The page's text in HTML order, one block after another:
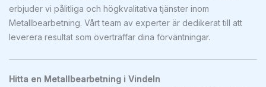
erbjuder vi pålitliga och högkvalitativa tjänster inom
Metallbearbetning. Vårt team av experter är dedikerat till att
leverera resultat som överträffar dina förväntningar.
Hitta en Metallbearbetning i Vindeln